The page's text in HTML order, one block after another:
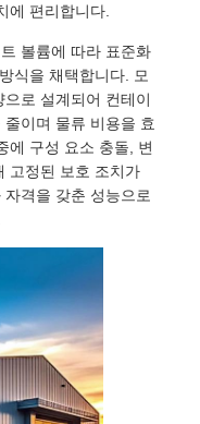
에 편리합니다.
볼륨에 따라 표준화
식을 채택합니다. 모
로 설계되어 컨테이
이며 물류 비용을 효
에 구성 요소 충돌, 변
고정된 보호 조치가
격을 갖춘 성능으로